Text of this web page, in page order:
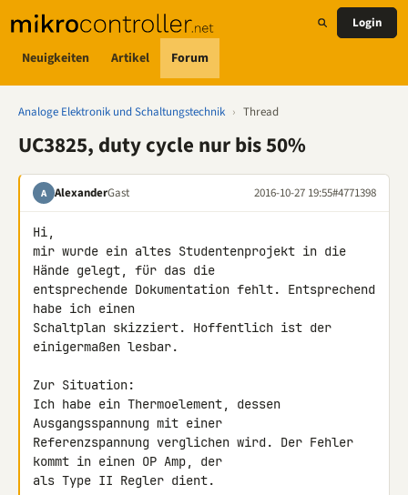
Neuigkeiten Artikel Forum
Login
Analoge Elektronik und Schaltungstechnik › Thread
UC3825, duty cycle nur bis 50%
A AlexanderGast 2016-10-27 19:55#4771398
Hi,
mir wurde ein altes Studentenprojekt in die
Hände gelegt, für das die
entsprechende Dokumentation fehlt. Entsprechend
habe ich einen
Schaltplan skizziert. Hoffentlich ist der
einigermaßen lesbar.
Zur Situation:
Ich habe ein Thermoelement, dessen
Ausgangsspannung mit einer
Referenzspannung verglichen wird. Der Fehler
kommt in einen OP Amp, der
als Type II Regler dient.